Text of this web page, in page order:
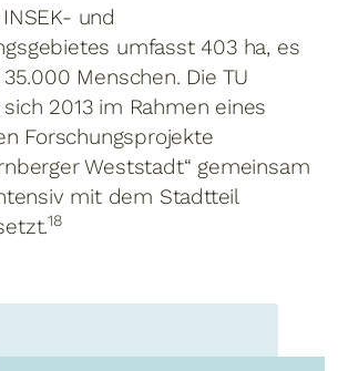
und
umfasst 403 ha, es
Menschen. Die TU
2013 im Rahmen eines
Forschungsprojekte
Weststadt“ gemeinsam
mit dem Stadtteil
18